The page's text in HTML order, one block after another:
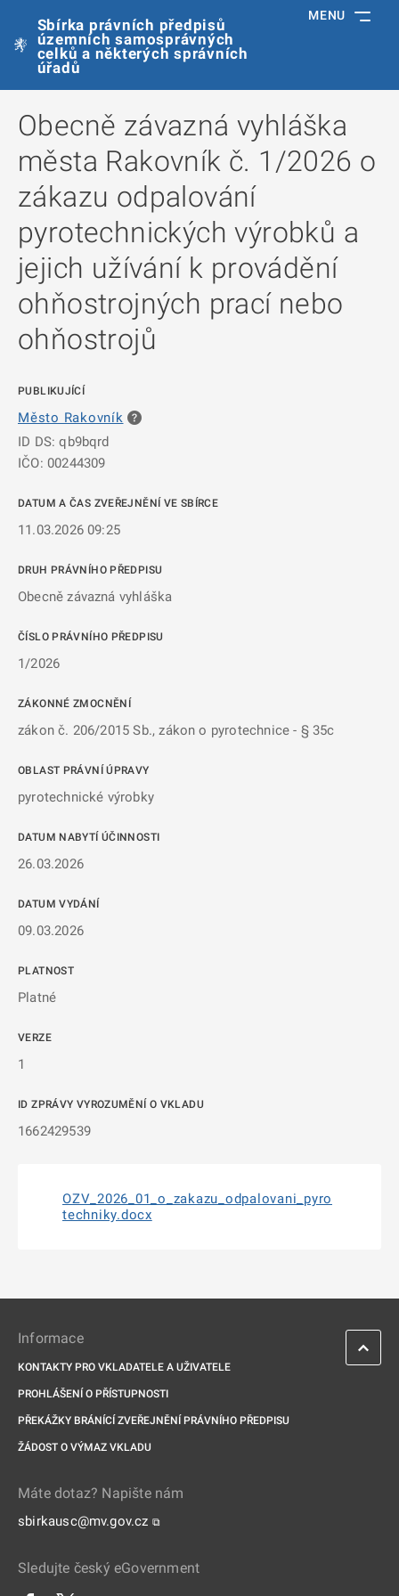
Sbírka právních předpisů
územních samosprávných
celků a některých správních
úřadů
MENU
Obecně závazná vyhláška
města Rakovník č. 1/2026 o
zákazu odpalování
pyrotechnických výrobků a
jejich užívání k provádění
ohňostrojných prací nebo
ohňostrojů
PUBLIKUJÍCÍ
Město Rakovník
ID DS: qb9bqrd
IČO: 00244309
DATUM A ČAS ZVEŘEJNĚNÍ VE SBÍRCE
11.03.2026 09:25
DRUH PRÁVNÍHO PŘEDPISU
Obecně závazná vyhláška
ČÍSLO PRÁVNÍHO PŘEDPISU
1/2026
ZÁKONNÉ ZMOCNĚNÍ
zákon č. 206/2015 Sb., zákon o pyrotechnice - § 35c
OBLAST PRÁVNÍ ÚPRAVY
pyrotechnické výrobky
DATUM NABYTÍ ÚČINNOSTI
26.03.2026
DATUM VYDÁNÍ
09.03.2026
PLATNOST
Platné
VERZE
1
ID ZPRÁVY VYROZUMĚNÍ O VKLADU
1662429539
OZV_2026_01_o_zakazu_odpalovani_pyro
techniky.docx
Informace
KONTAKTY PRO VKLADATELE A UŽIVATELE
PROHLÁŠENÍ O PŘÍSTUPNOSTI
PŘEKÁŽKY BRÁNÍCÍ ZVEŘEJNĚNÍ PRÁVNÍHO PŘEDPISU
ŽÁDOST O VÝMAZ VKLADU
Máte dotaz? Napište nám
sbirkausc@mv.gov.cz ⧉
Sledujte český eGovernment